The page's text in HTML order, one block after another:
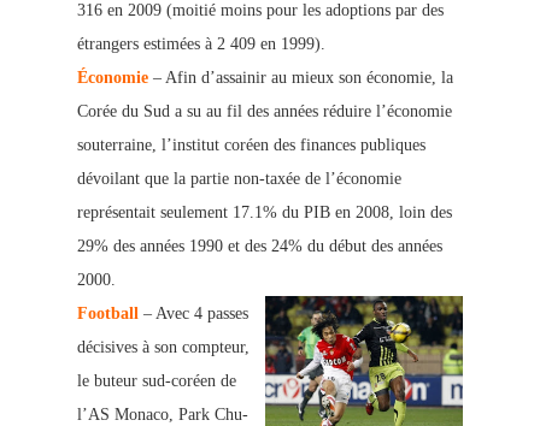
316 en 2009 (moitié moins pour les adoptions par des
étrangers estimées à 2 409 en 1999).
Économie – Afin d’assainir au mieux son économie, la
Corée du Sud a su au fil des années réduire l’économie
souterraine, l’institut coréen des finances publiques
dévoilant que la partie non-taxée de l’économie
représentait seulement 17.1% du PIB en 2008, loin des
29% des années 1990 et des 24% du début des années
2000.
Football – Avec 4 passes
décisives à son compteur,
le buteur sud-coréen de
l’AS Monaco, Park Chu-